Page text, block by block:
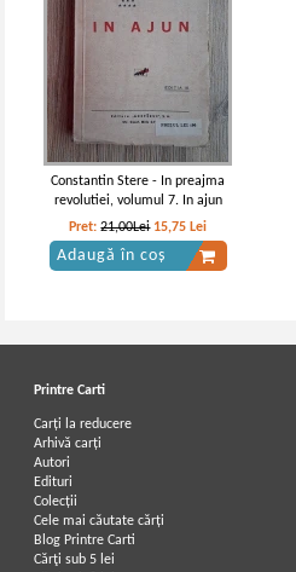
Constantin Stere - In preajma
revolutiei, volumul 7. In ajun
Pret:21,00Lei 15,75 Lei
Adaugă în coș
Printre Carti
Carți la reducere
Arhivă carți
Autori
Edituri
Colecții
Cele mai căutate cărți
Blog Printre Carti
Cărţi sub 5 lei